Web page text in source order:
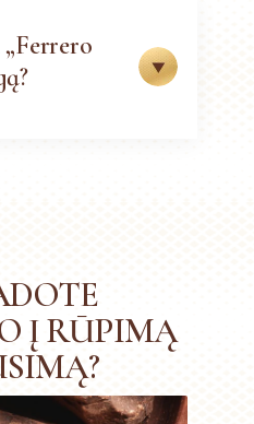
Į RŪPIMĄ